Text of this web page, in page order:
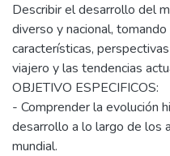
Describir el desarrollo del
diverso y nacional,
características,
viajero y las tendencias
OBJETIVO ESPECIFICOS:
- Comprender la evolución
desarrollo a lo largo de los
mundial.